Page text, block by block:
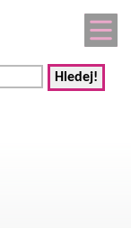
Hledej!